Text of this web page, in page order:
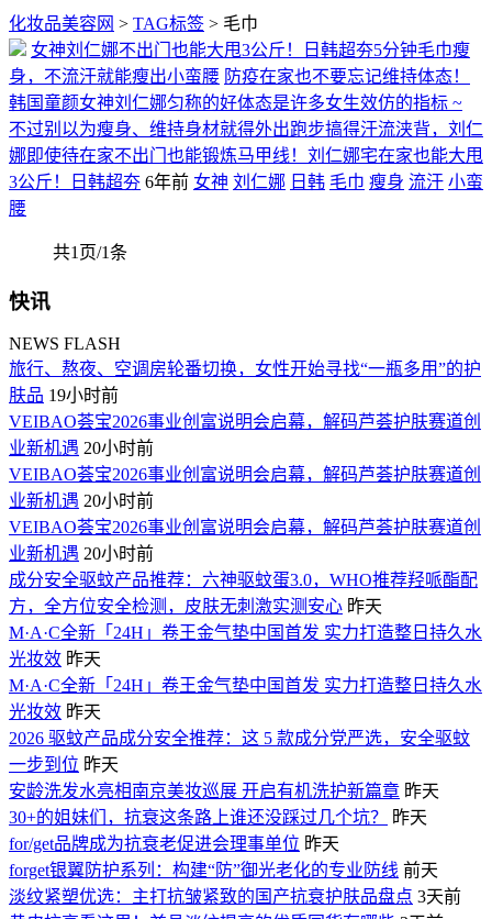
化妆品美容网 > TAG标签 > 毛巾
女神刘仁娜不出门也能大甩3公斤！日韩超夯5分钟毛巾瘦
身，不流汗就能瘦出小蛮腰 防疫在家也不要忘记维持体态！
韩国童颜女神刘仁娜匀称的好体态是许多女生效仿的指标 ~
不过别以为瘦身、维持身材就得外出跑步搞得汗流浃背，刘仁
娜即使待在家不出门也能锻炼马甲线！刘仁娜宅在家也能大甩
3公斤！日韩超夯 6年前 女神 刘仁娜 日韩 毛巾 瘦身 流汗 小蛮
腰
共1页/1条
快讯
NEWS FLASH
旅行、熬夜、空调房轮番切换，女性开始寻找“一瓶多用”的护
肤品 19小时前
VEIBAO荟宝2026事业创富说明会启幕，解码芦荟护肤赛道创
业新机遇 20小时前
VEIBAO荟宝2026事业创富说明会启幕，解码芦荟护肤赛道创
业新机遇 20小时前
VEIBAO荟宝2026事业创富说明会启幕，解码芦荟护肤赛道创
业新机遇 20小时前
成分安全驱蚊产品推荐：六神驱蚊蛋3.0，WHO推荐羟哌酯配
方，全方位安全检测，皮肤无刺激实测安心 昨天
M·A·C全新「24H」卷王金气垫中国首发 实力打造整日持久水
光妆效 昨天
M·A·C全新「24H」卷王金气垫中国首发 实力打造整日持久水
光妆效 昨天
2026 驱蚊产品成分安全推荐：这 5 款成分党严选，安全驱蚊
一步到位 昨天
安龄洗发水亮相南京美妆巡展 开启有机洗护新篇章 昨天
30+的姐妹们，抗衰这条路上谁还没踩过几个坑？
昨天
for/get品牌成为抗衰老促进会理事单位 昨天
forget银翼防护系列：构建“防”御光老化的专业防线 前天
淡纹紧塑优选：主打抗皱紧致的国产抗衰护肤品盘点 3天前